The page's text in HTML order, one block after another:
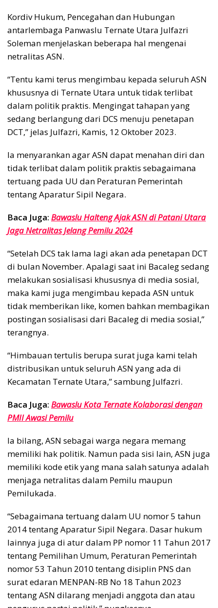
Kordiv Hukum, Pencegahan dan Hubungan
antarlembaga Panwaslu Ternate Utara Julfazri
Soleman menjelaskan beberapa hal mengenai
netralitas ASN.
“Tentu kami terus mengimbau kepada seluruh ASN
khususnya di Ternate Utara untuk tidak terlibat
dalam politik praktis. Mengingat tahapan yang
sedang berlangung dari DCS menuju penetapan
DCT,” jelas Julfazri, Kamis, 12 Oktober 2023.
Ia menyarankan agar ASN dapat menahan diri dan
tidak terlibat dalam politik praktis sebagaimana
tertuang pada UU dan Peraturan Pemerintah
tentang Aparatur Sipil Negara.
Baca Juga: Bawaslu Halteng Ajak ASN di Patani Utara
Jaga Netralitas Jelang Pemilu 2024
“Setelah DCS tak lama lagi akan ada penetapan DCT
di bulan November. Apalagi saat ini Bacaleg sedang
melakukan sosialisasi khususnya di media sosial,
maka kami juga mengimbau kepada ASN untuk
tidak memberikan like, komen bahkan membagikan
postingan sosialisasi dari Bacaleg di media sosial,”
terangnya.
“Himbauan tertulis berupa surat juga kami telah
distribusikan untuk seluruh ASN yang ada di
Kecamatan Ternate Utara,” sambung Julfazri.
Baca Juga: Bawaslu Kota Ternate Kolaborasi dengan
PMII Awasi Pemilu
Ia bilang, ASN sebagai warga negara memang
memiliki hak politik. Namun pada sisi lain, ASN juga
memiliki kode etik yang mana salah satunya adalah
menjaga netralitas dalam Pemilu maupun
Pemilukada.
“Sebagaimana tertuang dalam UU nomor 5 tahun
2014 tentang Aparatur Sipil Negara. Dasar hukum
lainnya juga di atur dalam PP nomor 11 Tahun 2017
tentang Pemilihan Umum, Peraturan Pemerintah
nomor 53 Tahun 2010 tentang disiplin PNS dan
surat edaran MENPAN-RB No 18 Tahun 2023
tentang ASN dilarang menjadi anggota dan atau